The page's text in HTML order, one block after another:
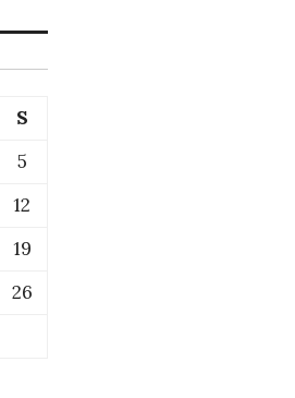
S
5
12
19
26